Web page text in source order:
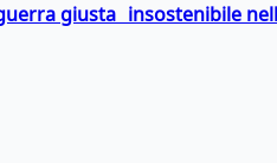
giusta insostenibile